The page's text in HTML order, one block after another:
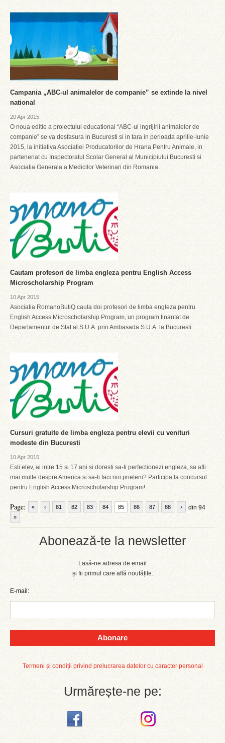
Abonează-te la newsletter
Lasă-ne adresa de email
și fii primul care află noutățile.
E-mail:
Abonare
Termeni și condiții privind prelucrarea datelor cu caracter personal
Urmărește-ne pe:
Campania „ABC-ul animalelor de companie” se extinde la nivel
national
20 Apr 2015
O noua editie a proiectului educational “ABC-ul ingrijirii animalelor de
companie” se va desfasura in Bucuresti si in tara in perioada aprilie-iunie
2015, la initiativa Asociatiei Producatorilor de Hrana Pentru Animale, in
parteneriat cu Inspectoratul Scolar General al Municipiului Bucuresti si
Asociatia Generala a Medicilor Veterinari din Romania.
Cautam profesori de limba engleza pentru English Access
Microscholarship Program
10 Apr 2015
Asociatia RomanoButiQ cauta doi profesori de limba engleza pentru
English Access Microscholarship Program, un program finantat de
Departamentul de Stat al S.U.A. prin Ambasada S.U.A. la Bucuresti.
Cursuri gratuite de limba engleza pentru elevii cu venituri
modeste din Bucuresti
10 Apr 2015
Esti elev, ai intre 15 si 17 ani si doresti sa-ti perfectionezi engleza, sa afli
mai multe despre America si sa-ti faci noi prieteni? Participa la concursul
pentru English Access Microscholarship Program!
Page: « ‹ 81 82 83 84 85 86 87 88 din 94
›
»